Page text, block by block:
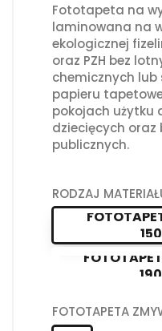
Fototapeta na
laminowana na
ekologicznej
oraz PZH bez
chemicznych
papieru
pokojach użytku
dziecięcych
publicznych.
RODZAJ
FOTOTAPETA